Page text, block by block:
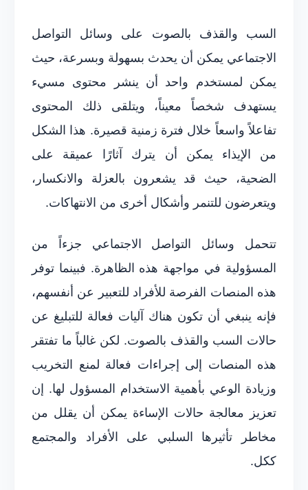
السب والقذف بالصوت على وسائل التواصل
الاجتماعي يمكن أن يحدث بسهولة وبسرعة، حيث
يمكن لمستخدم واحد أن ينشر محتوى مسيء
يستهدف شخصاً معيناً، ويتلقى ذلك المحتوى
تفاعلاً واسعاً خلال فترة زمنية قصيرة. هذا الشكل
من الإيذاء يمكن أن يترك آثارًا عميقة على
الضحية، حيث قد يشعرون بالعزلة والانكسار،
ويتعرضون للتنمر وأشكال أخرى من الانتهاكات.
تتحمل وسائل التواصل الاجتماعي جزءاً من
المسؤولية في مواجهة هذه الظاهرة. فبينما توفر
هذه المنصات الفرصة للأفراد للتعبير عن أنفسهم،
فإنه ينبغي أن تكون هناك آليات فعالة للتبليغ عن
حالات السب والقذف بالصوت. لكن غالباً ما تفتقر
هذه المنصات إلى إجراءات فعالة لمنع التخريب
وزيادة الوعي بأهمية الاستخدام المسؤول لها. إن
تعزيز معالجة حالات الإساءة يمكن أن يقلل من
مخاطر تأثيرها السلبي على الأفراد والمجتمع
ككل.